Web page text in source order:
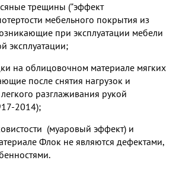
трещины ("эффект
мебельного покрытия из
при эксплуатации мебели
эксплуатации;
на облицовочном материале мягких
после снятия нагрузок и
разглаживания рукой
2014);
(муаровый эффект) и
Флок не являются дефектами,